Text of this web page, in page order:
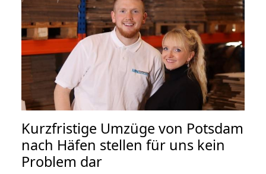
Kurzfristige Umzüge von Potsdam
nach Häfen stellen für uns kein
Problem dar